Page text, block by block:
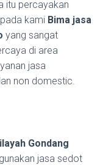
itu percayakan
kami Bima jasa
yang sangat
di area
jasa
non domestic.
Gondang
jasa sedot